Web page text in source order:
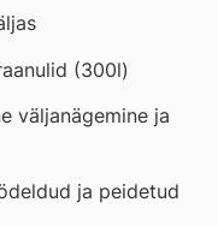
(300l)
väljanägemine ja
ja peidetud